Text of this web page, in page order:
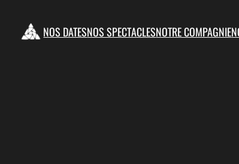
NOS DATESNOS SPECTACLESNOTRE COMPAGNIE